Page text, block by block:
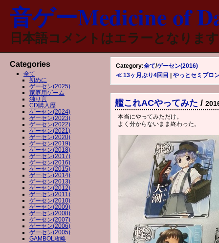
音ゲーMedicine of
日本語コメントはエラーとなりま
Category:全て/ゲーセン(2016)
≪ 13ヶ月ぶり4回目
やっとセミブロ
艦これACやってみた /
本当にやってみただけ。
よく分からないまま終わった。
Categories
全て
初めに
ゲーセン(2025)
家庭用ゲーム
独り言
CD購入歴
ゲーセン(2024)
ゲーセン(2023)
ゲーセン(2022)
ゲーセン(2021)
ゲーセン(2020)
ゲーセン(2019)
ゲーセン(2018)
ゲーセン(2017)
ゲーセン(2016)
ゲーセン(2015)
ゲーセン(2014)
ゲーセン(2013)
ゲーセン(2012)
ゲーセン(2011)
ゲーセン(2010)
ゲーセン(2009)
ゲーセン(2008)
ゲーセン(2007)
ゲーセン(2006)
ゲーセン(2005)
GAMBOL攻略